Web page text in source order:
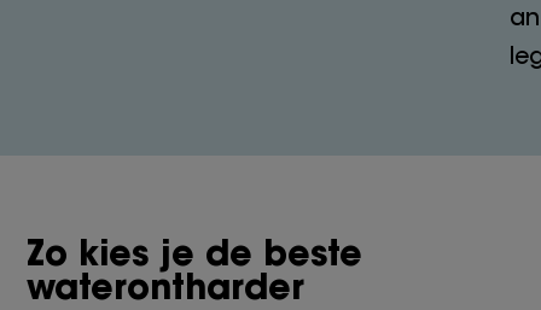
Zo kies je de beste
waterontharder